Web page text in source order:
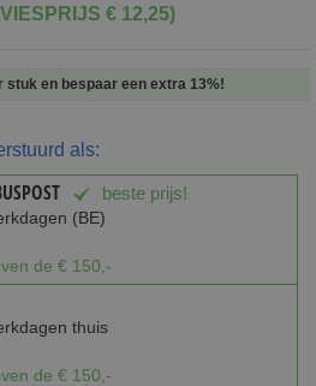
€ 12,25)
stuk en bespaar een extra 13%!
als:
beste prijs!
(BE)
de € 150,-
thuis
de € 150,-